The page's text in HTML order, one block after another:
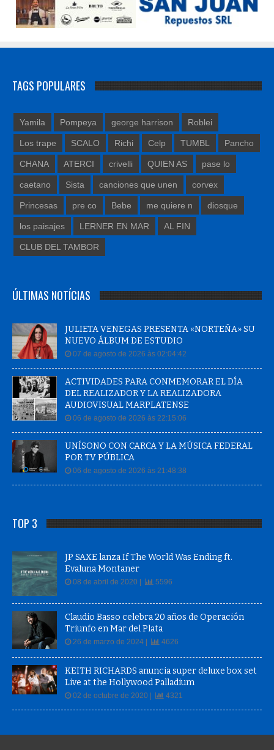
TAGS POPULARES
Yamila Pompeya george harrison Roblei
Los trape SCALO Richi Celp TUMBL Pancho
CHANA ATERCI crivelli QUIEN AS pase lo
caetano Sista canciones que unen corvex
Princesas pre co Bebe me quiere n diosque
los paisajes LERNER EN MAR AL FIN
CLUB DEL TAMBOR
ÚLTIMAS NOTÍCIAS
JULIETA VENEGAS PRESENTA «NORTEÑA» SU
NUEVO ÁLBUM DE ESTUDIO
07 de agosto de 2026 às 02:04:42
ACTIVIDADES PARA CONMEMORAR EL DÍA
DEL REALIZADOR Y LA REALIZADORA
AUDIOVISUAL MARPLATENSE
06 de agosto de 2026 às 22:15:06
UNÍSONO CON CARCA Y LA MÚSICA FEDERAL
POR TV PÚBLICA
06 de agosto de 2026 às 21:48:38
TOP 3
JP SAXE lanza If The World Was Ending ft.
Evaluna Montaner
08 de abril de 2020 | 5596
Claudio Basso celebra 20 años de Operación
Triunfo en Mar del Plata
26 de marzo de 2024 | 4626
KEITH RICHARDS anuncia super deluxe box set
Live at the Hollywood Palladium
02 de octubre de 2020 | 4321